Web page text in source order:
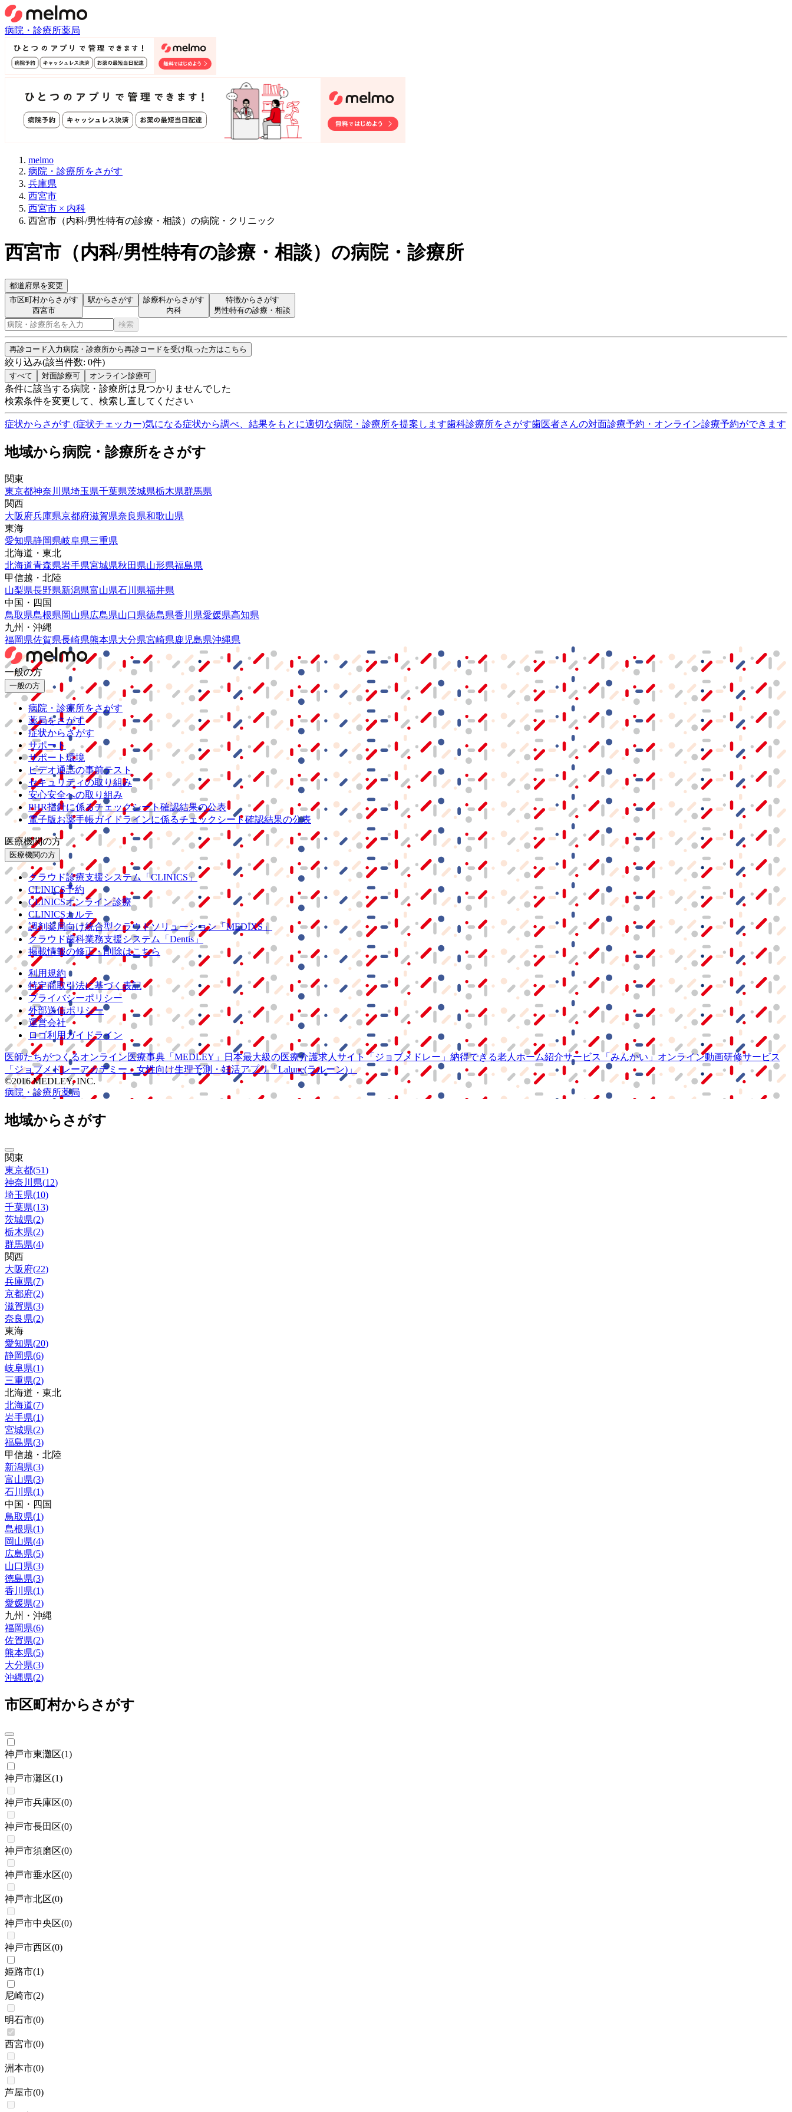
病院・診療所薬局
melmo
病院・診療所をさがす
兵庫県
西宮市
西宮市 × 内科
西宮市（内科/男性特有の診療・相談）の病院・クリニック
西宮市 （内科/男性特有の診療・相談） の病院・診療所
都道府県を変更
市区町村からさがす
西宮市
駅からさがす
診療科からさがす
内科
特徴からさがす
男性特有の診療・相談
検索
再診コード入力病院・診療所から再診コードを受け取った方はこちら
絞り込み(該当件数: 0件)
すべて 対面診療可 オンライン診療可
条件に該当する病院・診療所は見つかりませんでした
検索条件を変更して、検索し直してください
症状からさがす (症状チェッカー)気になる症状から調べ、結果をもとに適切な病院・診療所を提案します歯科診療所をさがす歯医者さんの対面診療予約・オンライン診療予約ができます
地域から病院・診療所をさがす
関東
東京都神奈川県埼玉県千葉県茨城県栃木県群馬県
関西
大阪府兵庫県京都府滋賀県奈良県和歌山県
東海
愛知県静岡県岐阜県三重県
北海道・東北
北海道青森県岩手県宮城県秋田県山形県福島県
甲信越・北陸
山梨県長野県新潟県富山県石川県福井県
中国・四国
鳥取県島根県岡山県広島県山口県徳島県香川県愛媛県高知県
九州・沖縄
福岡県佐賀県長崎県熊本県大分県宮崎県鹿児島県沖縄県
一般の方
一般の方
病院・診療所をさがす
薬局をさがす
症状からさがす
サポート
サポート環境
ビデオ通話の事前テスト
セキュリティの取り組み
安心安全への取り組み
PHR指針に係るチェックシート確認結果の公表
電子版お薬手帳ガイドラインに係るチェックシート確認結果の公表
医療機関の方
医療機関の方
クラウド診療支援システム
「CLINICS」
CLINICS予約
CLINICSオンライン診療
CLINICSカルテ
調剤薬局向け統合型クラウドソリューション「MEDIXS」
クラウド歯科業務支援システム
「Dentis」
掲載情報の修正・削除はこちら
利用規約
特定商取引法に基づく表記
プライバシーポリシー
外部送信ポリシー
運営会社
ロゴ利用ガイドライン
医師たちがつくるオンライン医療事典 「MEDLEY」 日本最大級の医療介護求人サイト 「ジョブメドレー」 納得できる老人ホーム紹介サービス 「みんかい」 オンライン動画研修サービス
「ジョブメドレーアカデミー」 女性向け生理予測・妊活アプリ「Lalune(ラルーン)」
©2016 MEDLEY, INC.
病院・診療所薬局
地域からさがす
関東
東京都(51)
神奈川県(12)
埼玉県(10)
千葉県(13)
茨城県(2)
栃木県(2)
群馬県(4)
関西
大阪府(22)
兵庫県(7)
京都府(2)
滋賀県(3)
奈良県(2)
東海
愛知県(20)
静岡県(6)
岐阜県(1)
三重県(2)
北海道・東北
北海道(7)
岩手県(1)
宮城県(2)
福島県(3)
甲信越・北陸
新潟県(3)
富山県(3)
石川県(1)
中国・四国
鳥取県(1)
島根県(1)
岡山県(4)
広島県(5)
山口県(3)
徳島県(3)
香川県(1)
愛媛県(2)
九州・沖縄
福岡県(6)
佐賀県(2)
熊本県(5)
大分県(3)
沖縄県(2)
市区町村からさがす
神戸市東灘区(1)
神戸市灘区(1)
神戸市兵庫区(0)
神戸市長田区(0)
神戸市須磨区(0)
神戸市垂水区(0)
神戸市北区(0)
神戸市中央区(0)
神戸市西区(0)
姫路市(1)
尼崎市(2)
明石市(0)
西宮市(0)
洲本市(0)
芦屋市(0)